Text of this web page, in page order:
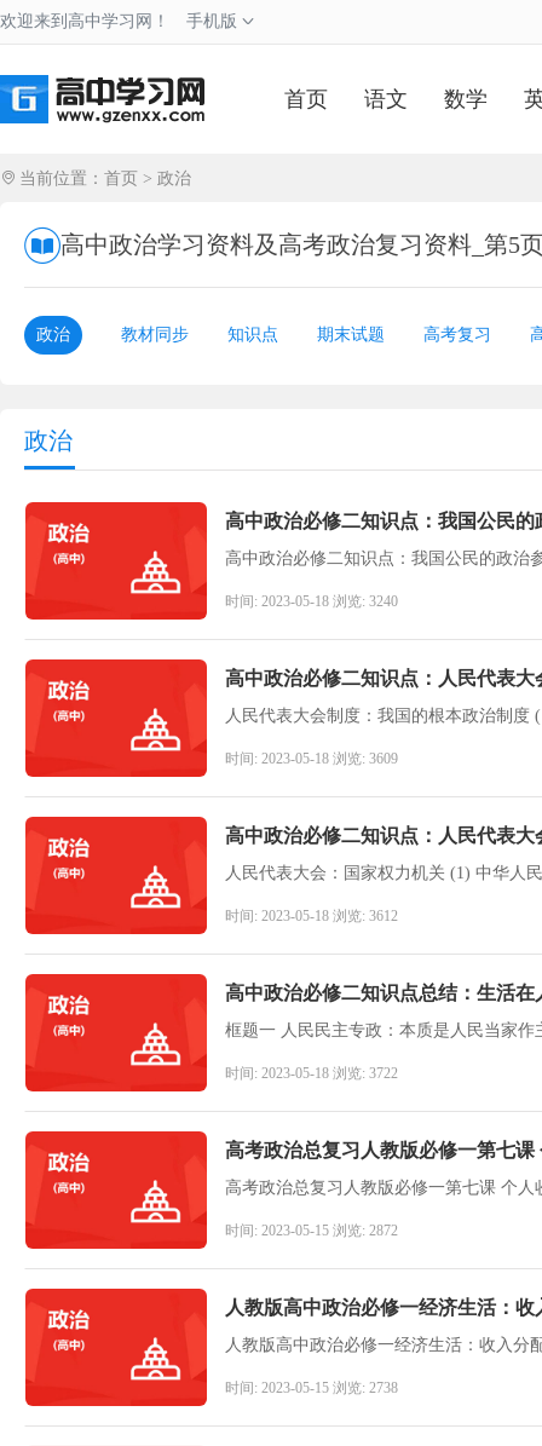
欢迎来到高中学习网！ 手机版
首页 语文 数学
当前位置： 首页 > 政治
高中政治学习资料及高考政治复习资料_第5
政治 教材同步 知识点 期末试题 高考复习
政治
高中政治必修二知识点：我国公民的
高中政治必修二知识点：我国公民的政治
时间: 2023-05-18 浏览: 3240
高中政治必修二知识点：人民代表
时间: 2023-05-18 浏览: 3609
高中政治必修二知识点：人民代表大
时间: 2023-05-18 浏览: 3612
高中政治必修二知识点总结：生活在
时间: 2023-05-18 浏览: 3722
高考政治总复习人教版必修一第七课
高考政治总复习人教版必修一第七课 个人
时间: 2023-05-15 浏览: 2872
人教版高中政治必修一经济生活：
人教版高中政治必修一经济生活：收入分
时间: 2023-05-15 浏览: 2738